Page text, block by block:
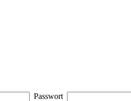
Passwort